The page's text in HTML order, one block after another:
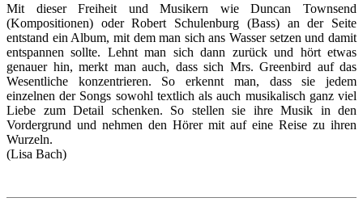
Mit dieser Freiheit und Musikern wie Duncan Townsend
(Kompositionen) oder Robert Schulenburg (Bass) an der Seite
entstand ein Album, mit dem man sich ans Wasser setzen und damit
entspannen sollte. Lehnt man sich dann zurück und hört etwas
genauer hin, merkt man auch, dass sich Mrs. Greenbird auf das
Wesentliche konzentrieren. So erkennt man, dass sie jedem
einzelnen der Songs sowohl textlich als auch musikalisch ganz viel
Liebe zum Detail schenken. So stellen sie ihre Musik in den
Vordergrund und nehmen den Hörer mit auf eine Reise zu ihren
Wurzeln.
(Lisa Bach)